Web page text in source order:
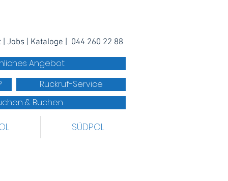
| Jobs | Kataloge | 044 260 22 88
Angebot
Rückruf-Service
& Buchen
SÜDPOL